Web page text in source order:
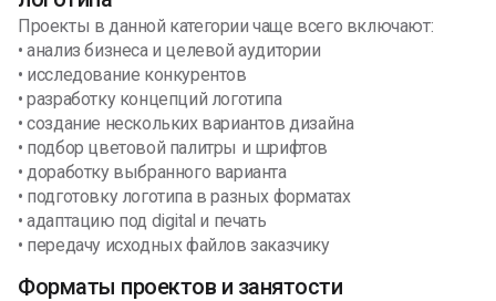
Проекты в данной категории чаще всего включают:
• анализ бизнеса и целевой аудитории
• исследование конкурентов
• разработку концепций логотипа
• создание нескольких вариантов дизайна
• подбор цветовой палитры и шрифтов
• доработку выбранного варианта
• подготовку логотипа в разных форматах
• адаптацию под digital и печать
• передачу исходных файлов заказчику
Форматы проектов и занятости